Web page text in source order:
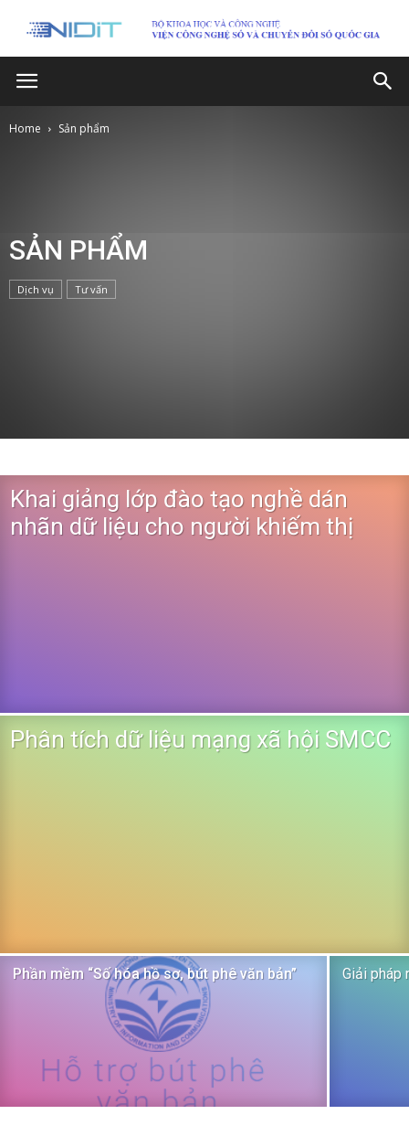
Home Sản phẩm
SẢN PHẨM
Dịch vụ Tư vấn
Khai giảng lớp đào tạo nghề dán
nhãn dữ liệu cho người khiếm thị
Phân tích dữ liệu mạng xã hội SMCC
Phần mềm “Số hóa hồ sơ, bút phê văn bản” Giải pháp